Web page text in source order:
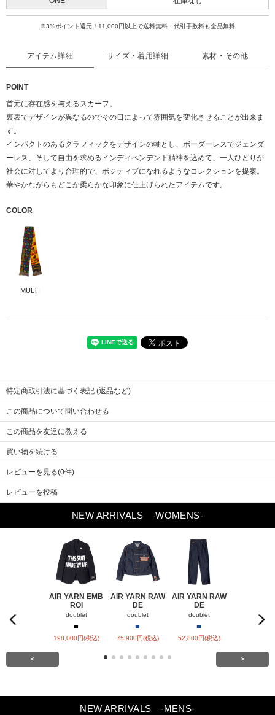
Previou
s
Next
※3%ポイント還元！11,000円以上で送料無料・代引手数料も全品無料
アイテム詳細
POINT
首元に存在感を与えるスカーフ。
裏表でデザインが異なるのでその日によって雰囲気を変化させることが出来ま
す。
インパクトのあるグラフィックをデザインの軸とし、ボーダーレスでジェンダ
ーレス、そして自由を求めるインディペンデント精神を込めて、一人ひとりが
社会に対してより合理的で、ポジティブになれるようなコレクションを提案。
華やかながらもどこか柔らかな印象に仕上げられたアイテムです。
COLOR
MULTI
サイズ・着用詳細
サイズ
全長(フリンジ含む)
素材・その他
特定商取引法に基づく表記 (返品など)
この商品について問い合わせる
この商品を友達に教える
買い物を続ける
レビューを見る(0件)
レビューを投稿
NEW ARRIVALS -WOMENS-
AIR YARN EMB
ROI
doublet
■
198,000円(税込)
AIR YARN RAW
DE
doublet
■
75,900円(税込)
AIR YARN RAW
DE
doublet
■
52,800円(税込)
doublet
■■
< >
NEW ARRIVALS -MENS-